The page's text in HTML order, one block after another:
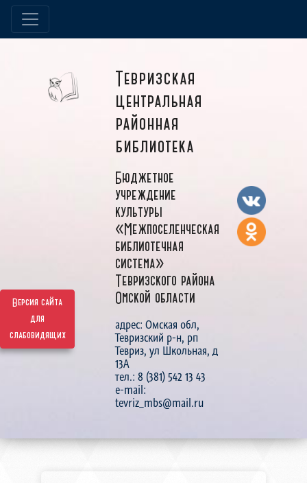
Версия сайта
для
слабовидящих
Тевризская
центральная
районная
библиотека
Бюджетное
учреждение
культуры
«Межпоселенческая
библиотечная
система»
Тевризского района
Омской области
адрес: Омская обл,
Тевризский р-н, рп
Тевриз, ул Школьная, д
13А
тел.: 8 (381) 542 13 43
e-mail:
tevriz_mbs@mail.ru